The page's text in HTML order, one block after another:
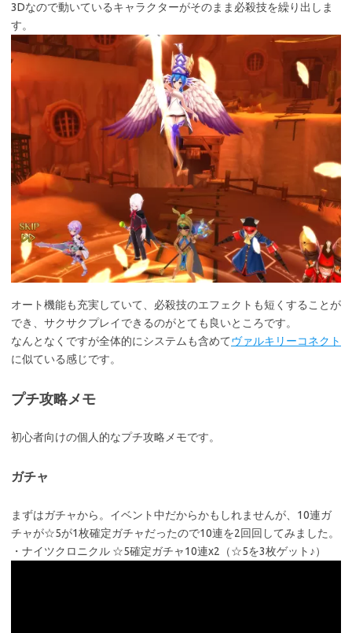
3Dなので動いているキャラクターがそのまま必殺技を繰り出しま
す。
オート機能も充実していて、必殺技のエフェクトも短くすることが
でき、サクサクプレイできるのがとても良いところです。
なんとなくですが全体的にシステムも含めてヴァルキリーコネクト
に似ている感じです。
プチ攻略メモ
初心者向けの個人的なプチ攻略メモです。
ガチャ
まずはガチャから。イベント中だからかもしれませんが、10連ガ
チャが☆5が1枚確定ガチャだったので10連を2回回してみました。
・ナイツクロニクル ☆5確定ガチャ10連x2（☆5を3枚ゲット♪）